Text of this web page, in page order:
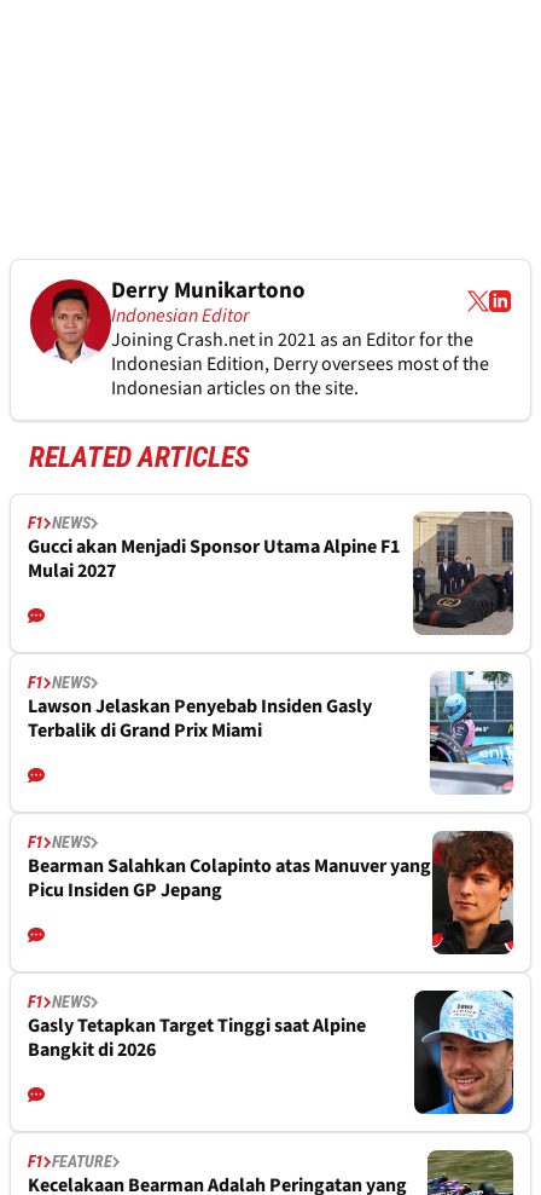
Derry Munikartono
Indonesian Editor
Joining Crash.net in 2021 as an Editor for the
Indonesian Edition, Derry oversees most of the
Indonesian articles on the site.
RELATED ARTICLES
F1 NEWS
Gucci akan Menjadi Sponsor Utama Alpine F1
Mulai 2027
F1 NEWS
Lawson Jelaskan Penyebab Insiden Gasly
Terbalik di Grand Prix Miami
F1 NEWS
Bearman Salahkan Colapinto atas Manuver yang
Picu Insiden GP Jepang
F1 NEWS
Gasly Tetapkan Target Tinggi saat Alpine
Bangkit di 2026
F1 FEATURE
Kecelakaan Bearman Adalah Peringatan yang